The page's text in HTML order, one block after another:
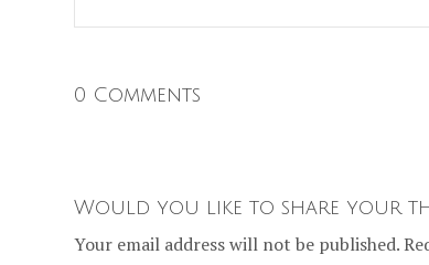
0 Comments
Would you like to share your
Your email address will not be published.